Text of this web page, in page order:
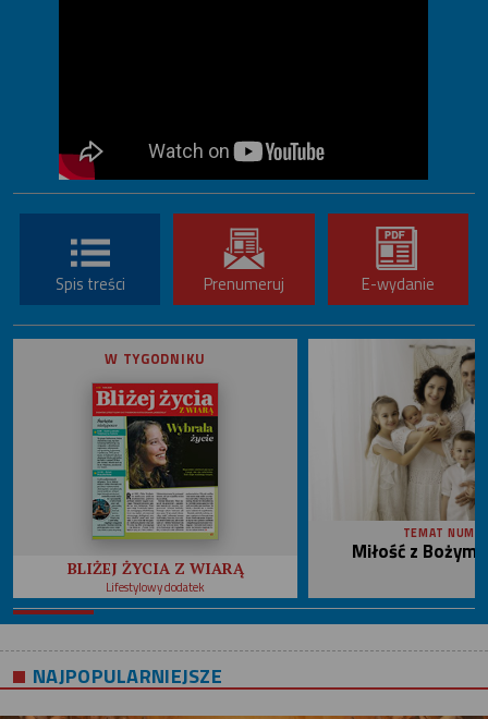
Spis treści Prenumeruj E-wydanie
W TYGODNIKU
BLIŻEJ ŻYCIA Z WIARĄ
Lifestylowy dodatek
TEMAT
Miłość z
NAJPOPULARNIEJSZE